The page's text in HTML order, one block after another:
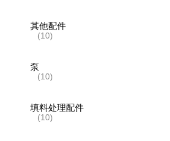
其他配件
(10)
泵
(10)
填料处理配件
(10)